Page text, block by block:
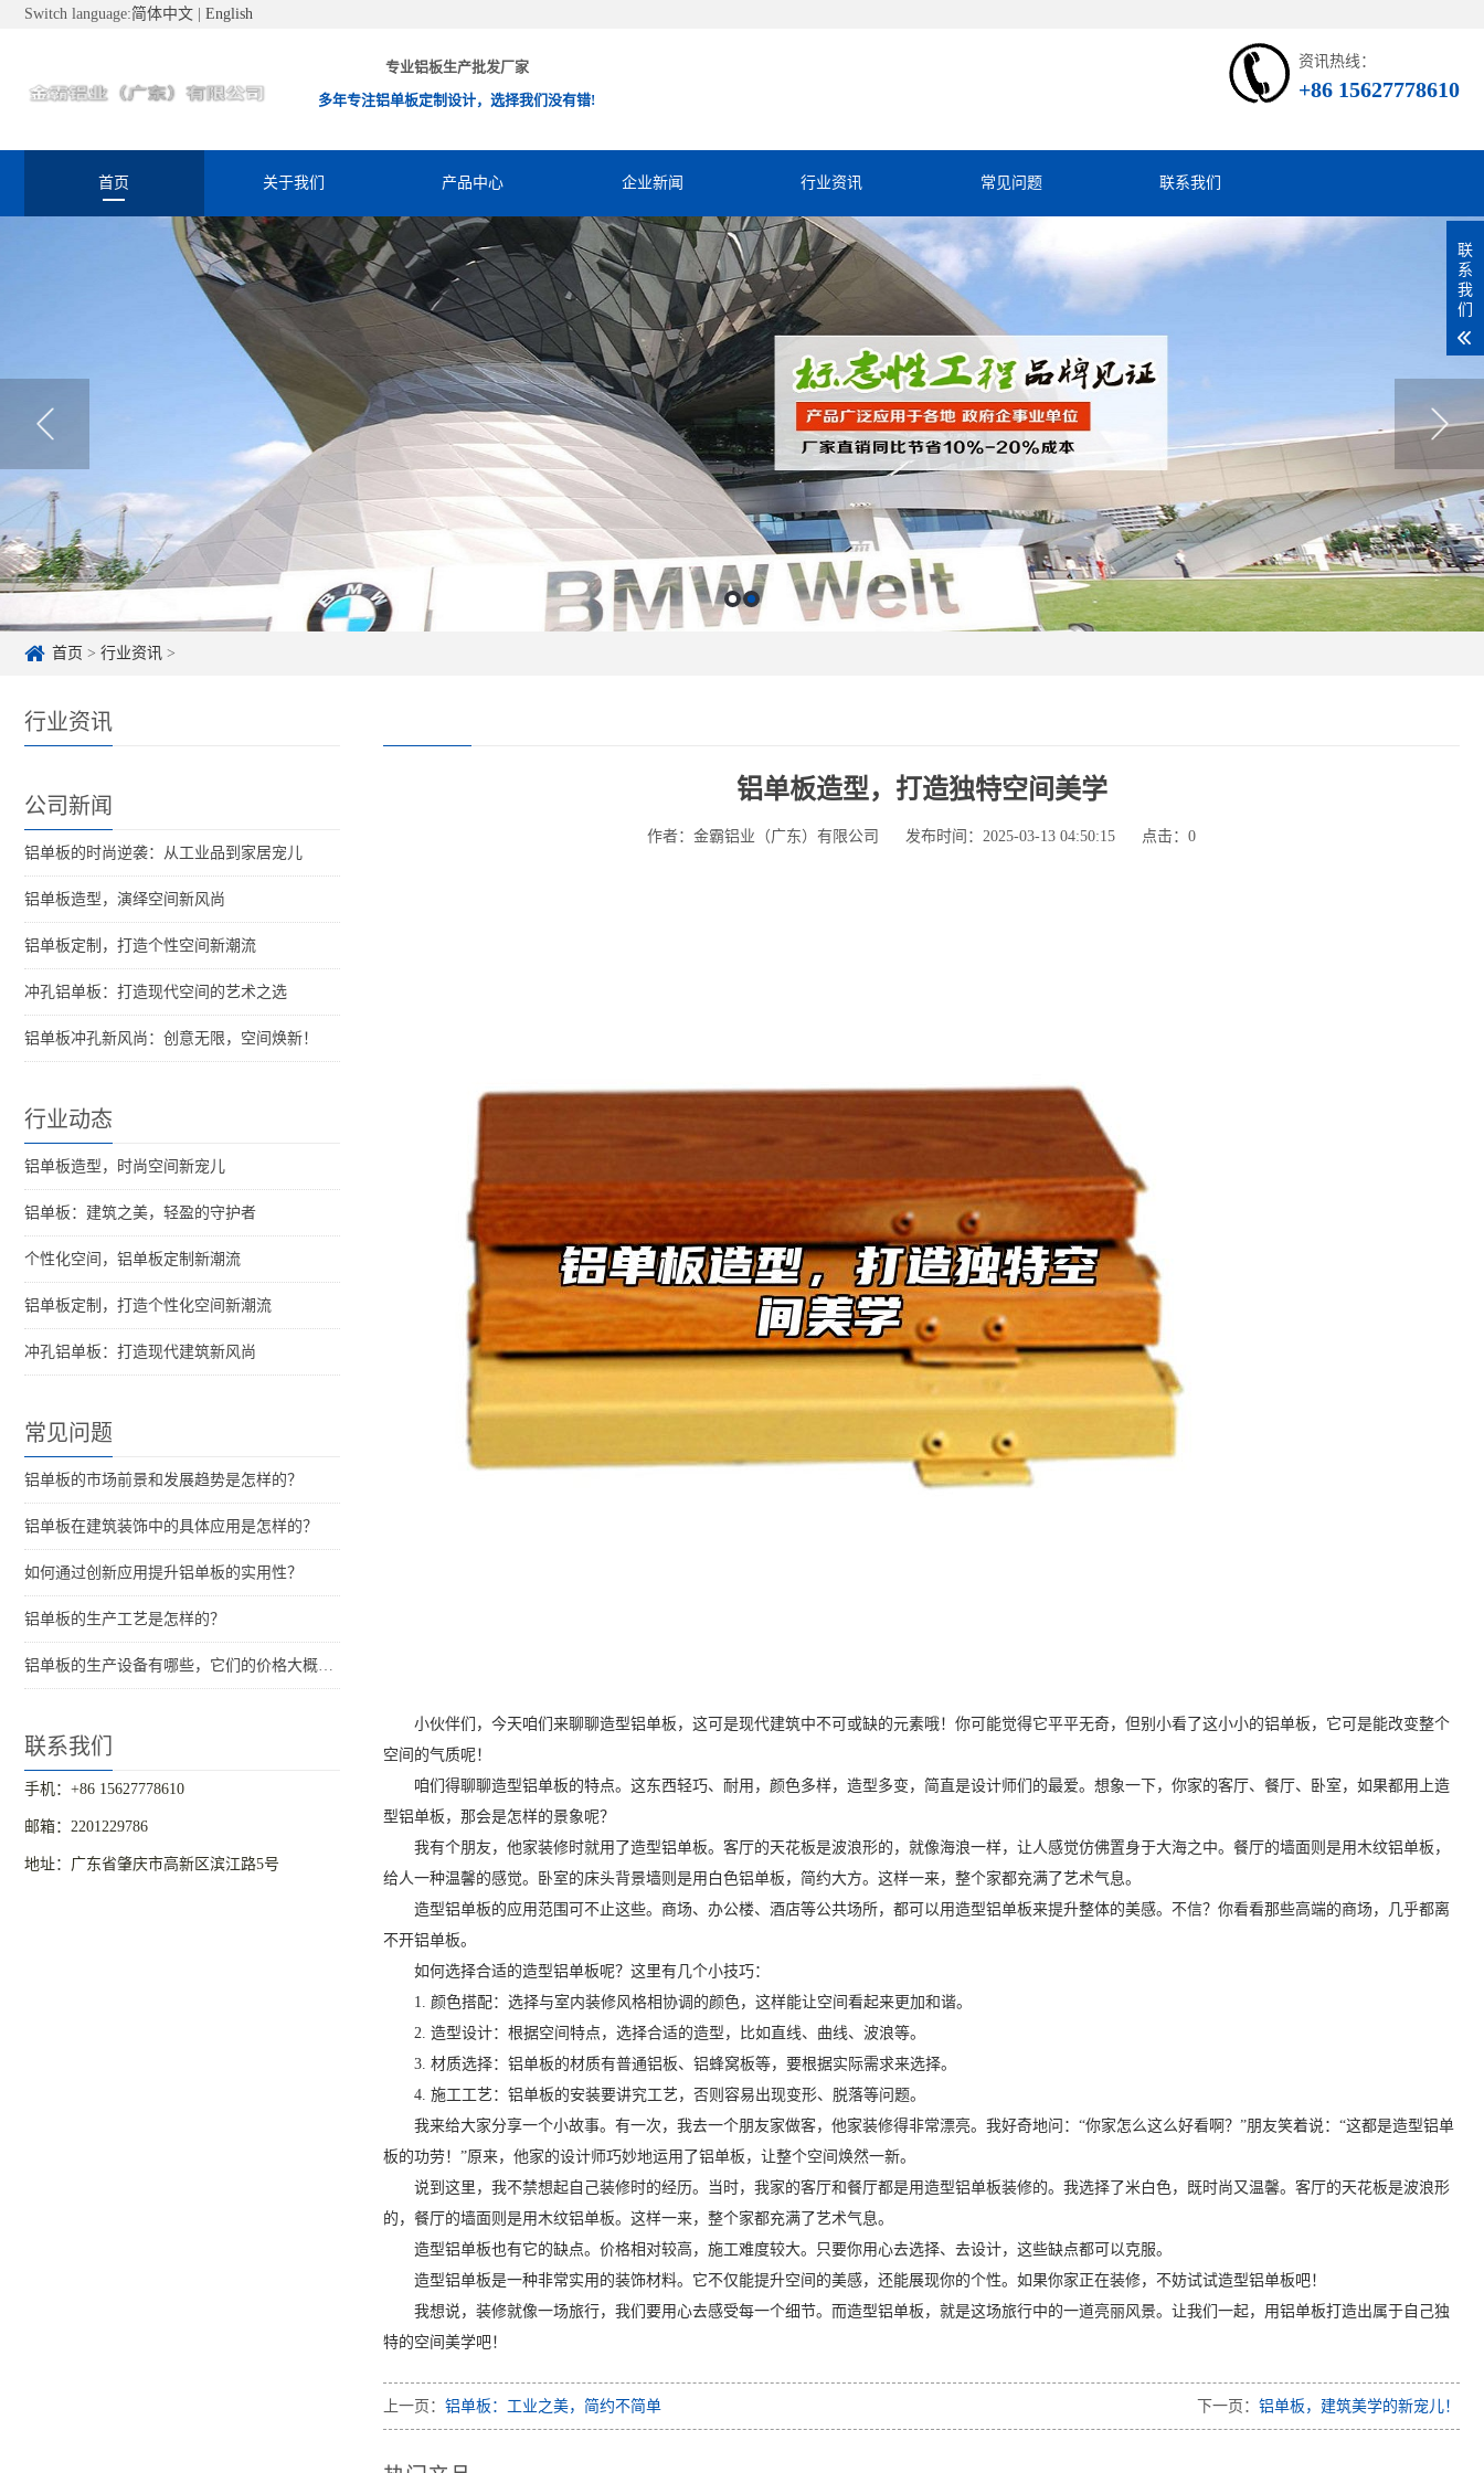
Switch language:简体中文 English
专业铝板生产批发厂家
多年专注铝单板定制设计，选择我们没有错!
资讯热线：
+86 15627778610
首页 关于我们 产品中心 企业新闻 行业资讯 常见问题 联系我们
首页 > 行业资讯 >
行业资讯
公司新闻
铝单板的时尚逆袭：从工业品到家居宠儿
铝单板造型，演绎空间新风尚
铝单板定制，打造个性空间新潮流
冲孔铝单板：打造现代空间的艺术之选
铝单板冲孔新风尚：创意无限，空间焕新！
行业动态
铝单板造型，时尚空间新宠儿
铝单板：建筑之美，轻盈的守护者
个性化空间，铝单板定制新潮流
铝单板定制，打造个性化空间新潮流
冲孔铝单板：打造现代建筑新风尚
常见问题
铝单板的市场前景和发展趋势是怎样的？
铝单板在建筑装饰中的具体应用是怎样的？
如何通过创新应用提升铝单板的实用性？
铝单板的生产工艺是怎样的？
铝单板的生产设备有哪些，它们的价格大概是多少？
联系我们
手机：+86 15627778610
邮箱：2201229786
地址：广东省肇庆市高新区滨江路5号
铝单板造型，打造独特空间美学
作者：金霸铝业（广东）有限公司 发布时间：2025-03-13 04:50:15 点击： 0
小伙伴们，今天咱们来聊聊造型铝单板，这可是现代建筑中不可或缺的元素哦！你可能觉得它平平无奇，但别小看了这小小的铝单板，它可是能改变整个
空间的气质呢！
咱们得聊聊造型铝单板的特点。这东西轻巧、耐用，颜色多样，造型多变，简直是设计师们的最爱。想象一下，你家的客厅、餐厅、卧室，如果都用上造
型铝单板，那会是怎样的景象呢？
我有个朋友，他家装修时就用了造型铝单板。客厅的天花板是波浪形的，就像海浪一样，让人感觉仿佛置身于大海之中。餐厅的墙面则是用木纹铝单板，
给人一种温馨的感觉。卧室的床头背景墙则是用白色铝单板，简约大方。这样一来，整个家都充满了艺术气息。
造型铝单板的应用范围可不止这些。商场、办公楼、酒店等公共场所，都可以用造型铝单板来提升整体的美感。不信？你看看那些高端的商场，几乎都离
不开铝单板。
如何选择合适的造型铝单板呢？这里有几个小技巧：
1. 颜色搭配：选择与室内装修风格相协调的颜色，这样能让空间看起来更加和谐。
2. 造型设计：根据空间特点，选择合适的造型，比如直线、曲线、波浪等。
3. 材质选择：铝单板的材质有普通铝板、铝蜂窝板等，要根据实际需求来选择。
4. 施工工艺：铝单板的安装要讲究工艺，否则容易出现变形、脱落等问题。
我来给大家分享一个小故事。有一次，我去一个朋友家做客，他家装修得非常漂亮。我好奇地问：“你家怎么这么好看啊？”朋友笑着说：“这都是造型铝单
板的功劳！”原来，他家的设计师巧妙地运用了铝单板，让整个空间焕然一新。
说到这里，我不禁想起自己装修时的经历。当时，我家的客厅和餐厅都是用造型铝单板装修的。我选择了米白色，既时尚又温馨。客厅的天花板是波浪形
的，餐厅的墙面则是用木纹铝单板。这样一来，整个家都充满了艺术气息。
造型铝单板也有它的缺点。价格相对较高，施工难度较大。只要你用心去选择、去设计，这些缺点都可以克服。
造型铝单板是一种非常实用的装饰材料。它不仅能提升空间的美感，还能展现你的个性。如果你家正在装修，不妨试试造型铝单板吧！
我想说，装修就像一场旅行，我们要用心去感受每一个细节。而造型铝单板，就是这场旅行中的一道亮丽风景。让我们一起，用铝单板打造出属于自己独
特的空间美学吧！
上一页： 铝单板：工业之美，简约不简单 下一页： 铝单板，建筑美学的新宠儿！
联
系
我
们